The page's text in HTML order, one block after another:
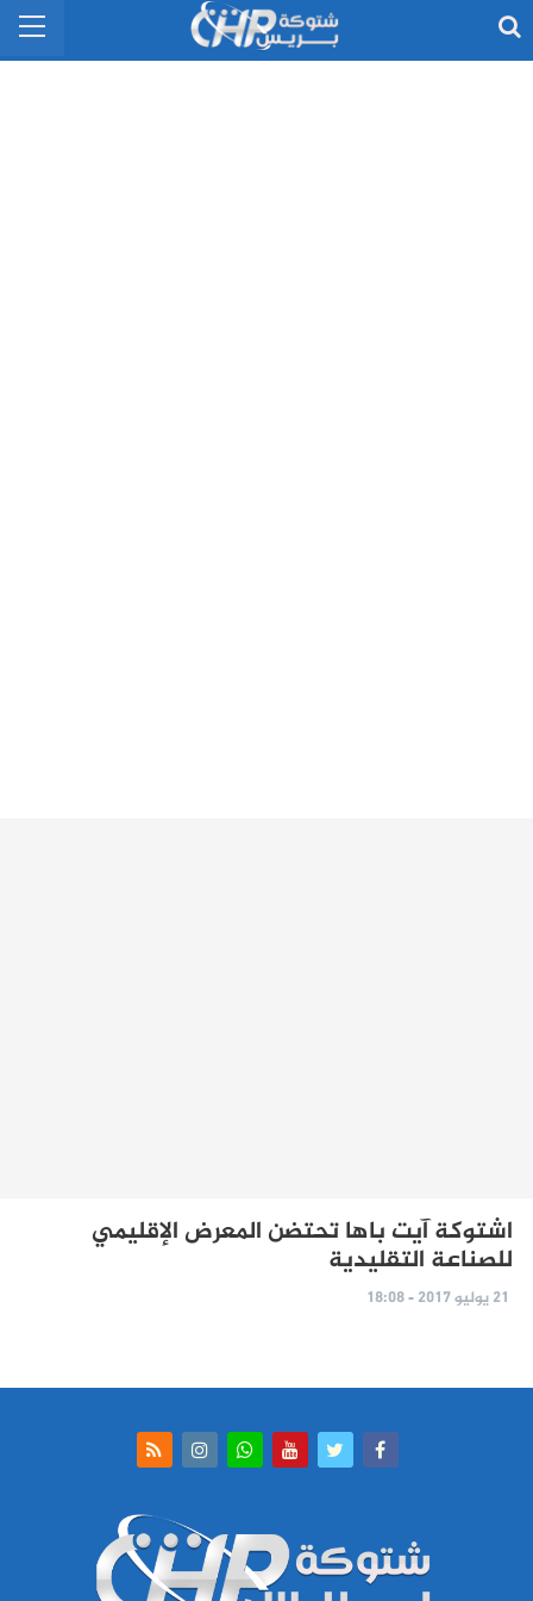
اشتوكة آيت باها تحتضن المعرض الإقليمي
للصناعة التقليدية
21 يوليو 2017 - 18:08